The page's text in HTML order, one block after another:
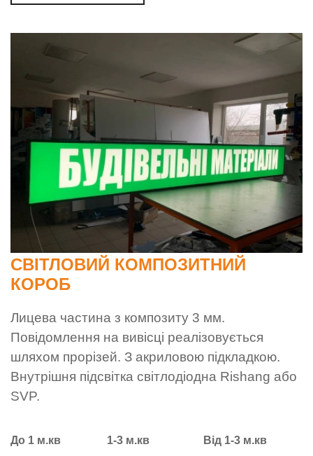
СВІТЛОВИЙ КОМПОЗИТНИЙ
КОРОБ
Лицева частина з композиту 3 мм.
Повідомлення на вивісці реалізовується
шляхом прорізей. З акриловою підкладкою.
Внутрішня підсвітка світлодіодна Rishang або
SVP.
До 1 м.кв
1-3 м.кв
Від 1-3 м.кв